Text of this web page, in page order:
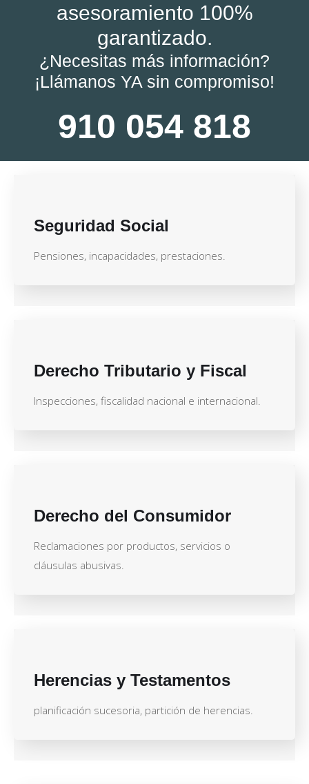
asesoramiento 100%
garantizado.
¿Necesitas más información?
¡Llámanos YA sin compromiso!
910 054 818
Seguridad Social
Pensiones, incapacidades, prestaciones.
Derecho Tributario y Fiscal
Inspecciones, fiscalidad nacional e internacional.
Derecho del Consumidor
Reclamaciones por productos, servicios o
cláusulas abusivas.
Herencias y Testamentos
planificación sucesoria, partición de herencias.